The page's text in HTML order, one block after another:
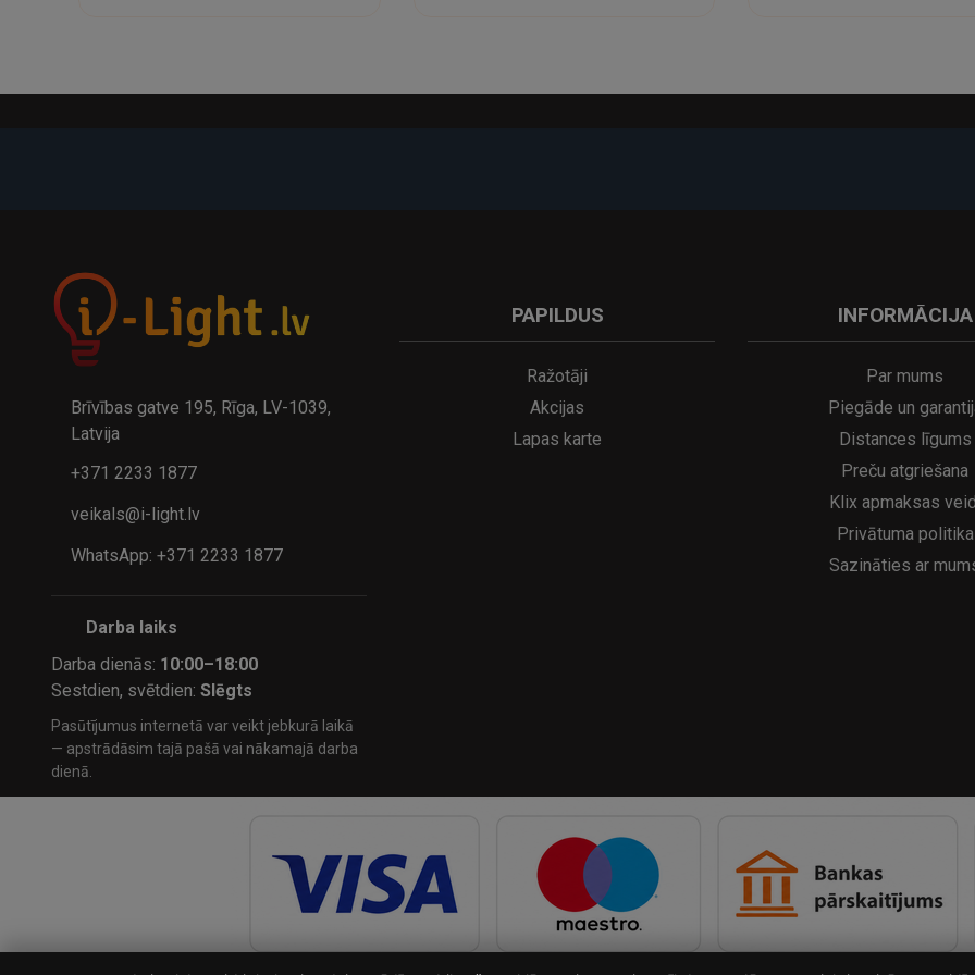
32.95€
A
kumulatora LED galda lampa SERINA Mini Ø80×200 mm..
29.95€ 21.95€
Brīvības gatve 195, Rīga, LV-1039,
Latvija
+371 2233 1877
veikals@i-light.lv
WhatsApp: +371 2233 1877
Darba laiks
Darba dienās: 10:00–18:00
Sestdien, svētdien:Slēgts
Pasūtījumus internetā var veikt jebkurā laikā
— apstrādāsim tajā pašā vai nākamajā darba
dienā.
PAPILDUS
Ražotāji
Akcijas
Lapas karte
INFORMĀCIJA
Par mums
Piegāde un
Distances līgums
Preču atgriešana
Klix apmaksas
Privātuma politika
Sazināties ar